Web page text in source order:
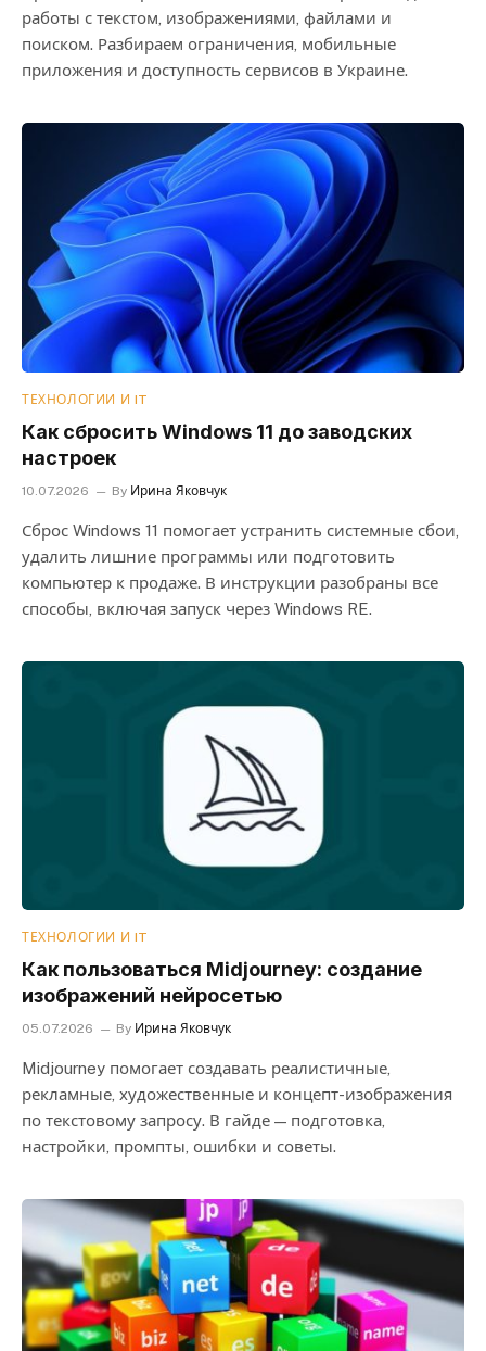
работы с текстом, изображениями, файлами и
поиском. Разбираем ограничения, мобильные
приложения и доступность сервисов в Украине.
ТЕХНОЛОГИИ И IT
Как сбросить Windows 11 до заводских
настроек
10.07.2026 By Ирина Яковчук
Сброс Windows 11 помогает устранить системные сбои,
удалить лишние программы или подготовить
компьютер к продаже. В инструкции разобраны все
способы, включая запуск через Windows RE.
ТЕХНОЛОГИИ И IT
Как пользоваться Midjourney: создание
изображений нейросетью
05.07.2026 By Ирина Яковчук
Midjourney помогает создавать реалистичные,
рекламные, художественные и концепт-изображения
по текстовому запросу. В гайде — подготовка,
настройки, промпты, ошибки и советы.